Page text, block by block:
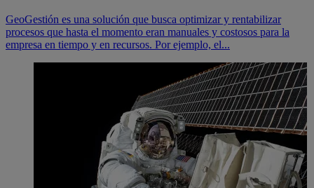
GeoGestión es una solución que busca optimizar y rentabilizar
procesos que hasta el momento eran manuales y costosos para la
empresa en tiempo y en recursos. Por ejemplo, el...